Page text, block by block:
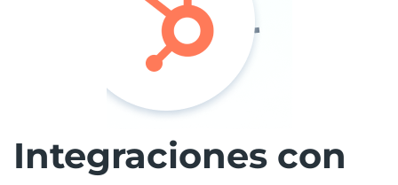
Integraciones con